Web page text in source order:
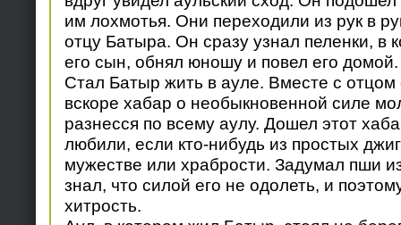
им лохмотья. Они переходили из рук в
отцу Батыра. Он сразу узнал пеленки, в
его сын, обнял юношу и повел его домой.
Стал Батыр жить в ауле. Вместе с отцом
вскоре хабар о необыкновенной силе
разнесся по всему аулу. Дошел этот
любили, если кто-нибудь из простых
мужестве или храбрости. Задумал пши
знал, что силой его не одолеть, и
хитрость.